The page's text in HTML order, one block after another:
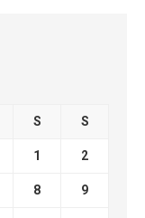
S S
1 2
8 9